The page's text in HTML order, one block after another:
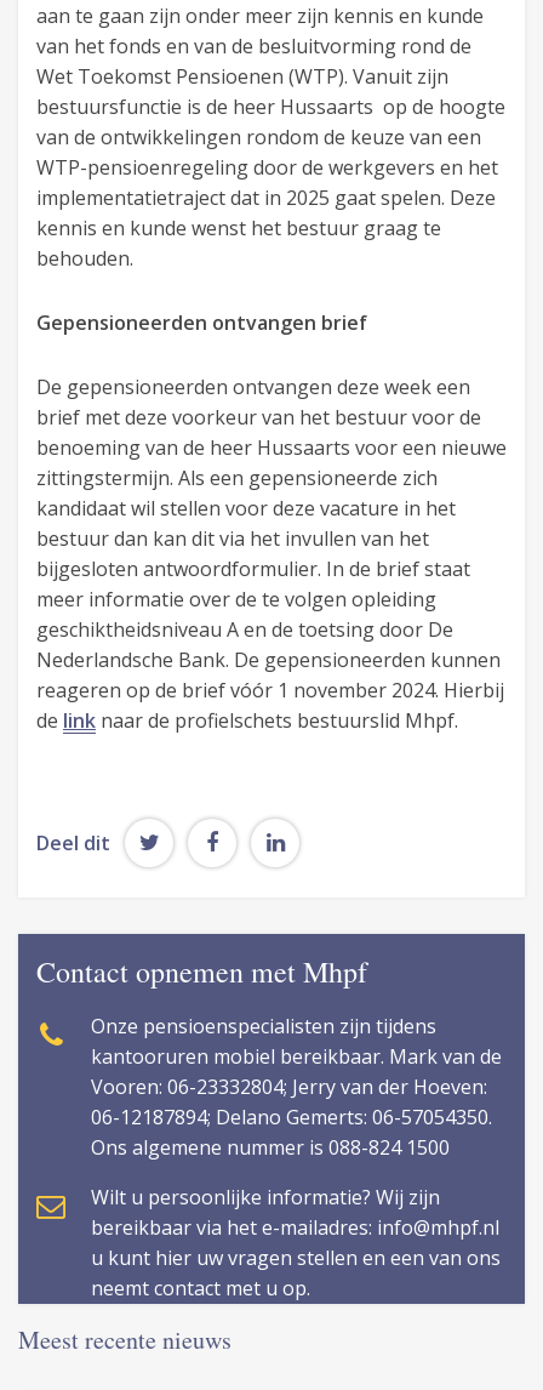
aan te gaan zijn onder meer zijn kennis en kunde
van het fonds en van de besluitvorming rond de
Wet Toekomst Pensioenen (WTP). Vanuit zijn
bestuursfunctie is de heer Hussaarts op de hoogte
van de ontwikkelingen rondom de keuze van een
WTP-pensioenregeling door de werkgevers en het
implementatietraject dat in 2025 gaat spelen. Deze
kennis en kunde wenst het bestuur graag te
behouden.
Gepensioneerden ontvangen brief
De gepensioneerden ontvangen deze week een
brief met deze voorkeur van het bestuur voor de
benoeming van de heer Hussaarts voor een nieuwe
zittingstermijn. Als een gepensioneerde zich
kandidaat wil stellen voor deze vacature in het
bestuur dan kan dit via het invullen van het
bijgesloten antwoordformulier. In de brief staat
meer informatie over de te volgen opleiding
geschiktheidsniveau A en de toetsing door De
Nederlandsche Bank. De gepensioneerden kunnen
reageren op de brief vóór 1 november 2024. Hierbij
de link naar de profielschets bestuurslid Mhpf.
Deel dit
Contact opnemen met Mhpf
Onze pensioenspecialisten zijn tijdens
kantooruren mobiel bereikbaar. Mark van de
Vooren: 06-23332804; Jerry van der Hoeven:
06-12187894; Delano Gemerts: 06-57054350.
Ons algemene nummer is 088-824 1500
Wilt u persoonlijke informatie? Wij zijn
bereikbaar via het e-mailadres: info@mhpf.nl
u kunt hier uw vragen stellen en een van ons
neemt contact met u op.
Meest recente nieuws